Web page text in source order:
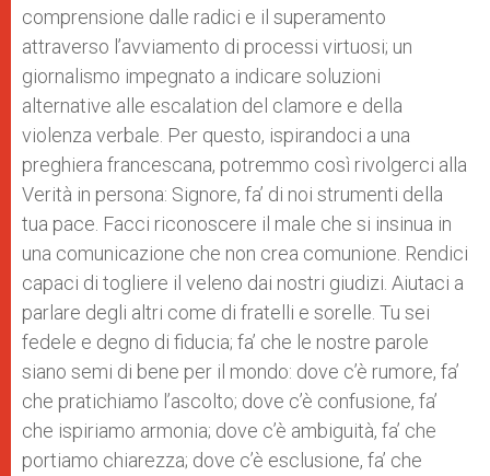
comprensione dalle radici e il superamento
attraverso l’avviamento di processi virtuosi; un
giornalismo impegnato a indicare soluzioni
alternative alle escalation del clamore e della
violenza verbale. Per questo, ispirandoci a una
preghiera francescana, potremmo così rivolgerci alla
Verità in persona: Signore, fa’ di noi strumenti della
tua pace. Facci riconoscere il male che si insinua in
una comunicazione che non crea comunione. Rendici
capaci di togliere il veleno dai nostri giudizi. Aiutaci a
parlare degli altri come di fratelli e sorelle. Tu sei
fedele e degno di fiducia; fa’ che le nostre parole
siano semi di bene per il mondo: dove c’è rumore, fa’
che pratichiamo l’ascolto; dove c’è confusione, fa’
che ispiriamo armonia; dove c’è ambiguità, fa’ che
portiamo chiarezza; dove c’è esclusione, fa’ che